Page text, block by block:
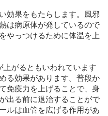
効果をもたらします。風邪
は病原体が発しているので
やっつけるために体温を上
がるともいわれています
る効果があります。普段か
免疫力を上げることで、身
出る前に退治することがで
ルは血管を広げる作用があ